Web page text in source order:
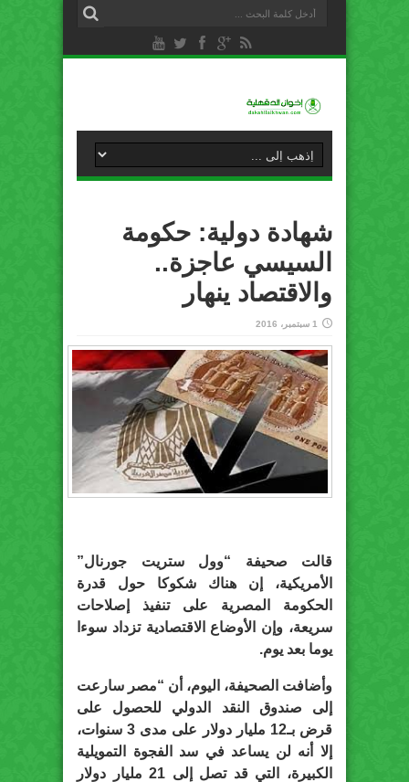
شهادة دولية: حكومة
السيسي عاجزة..
والاقتصاد ينهار
1 سبتمبر، 2016
قالت صحيفة “وول ستريت جورنال”
الأمريكية، إن هناك شكوكا حول قدرة
الحكومة المصرية على تنفيذ إصلاحات
سريعة، وإن الأوضاع الاقتصادية تزداد سوءا
يوما بعد يوم.
وأضافت الصحيفة، اليوم، أن “مصر سارعت
إلى صندوق النقد الدولي للحصول على
قرض بـ12 مليار دولار على مدى 3 سنوات،
إلا أنه لن يساعد في سد الفجوة التمويلية
الكبيرة، التي قد تصل إلى 21 مليار دولار